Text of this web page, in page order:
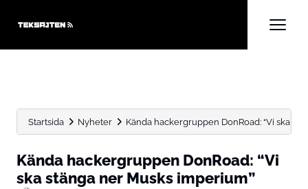
Startsida Nyheter Kända hackergruppen DonRoad: “Vi ska
Kända hackergruppen DonRoad: “Vi
ska stänga ner Musks imperium”